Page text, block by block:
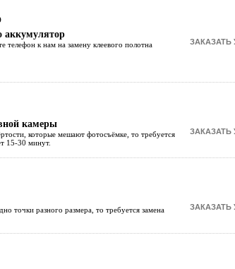
аккумулятор
телефон к нам на замену клеевого полотна
камеры
которые мешают фотосъёмке, то требуется
15-30 минут.
точки разного размера, то требуется замена